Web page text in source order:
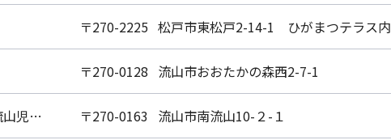
〒270-2225 松戸市東松戸2-14-1 ひがまつテラス内
〒270-0128 流山市おおたかの森西2-7-1
サンコーテクノプラザ 南流山児童センター 〒270-0163 流山市南流山10-２-１